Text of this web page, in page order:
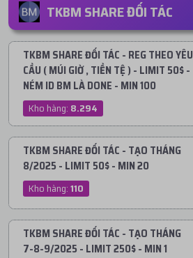
TKBM SHARE ĐỐI TÁC
TKBM SHARE ĐỐI TÁC - REG THEO YÊU
CẦU ( MÚI GIỜ , TIỀN TỆ ) - LIMIT 50$ -
NÉM ID BM LÀ DONE - MIN 100
Kho hàng: 8.294
TKBM SHARE ĐỐI TÁC - TẠO THÁNG
8/2025 - LIMIT 50$ - MIN 20
Kho hàng:110
TKBM SHARE ĐỐI TÁC - TẠO THÁNG
7-8-9/2025 - LIMIT 250$ - MIN 1